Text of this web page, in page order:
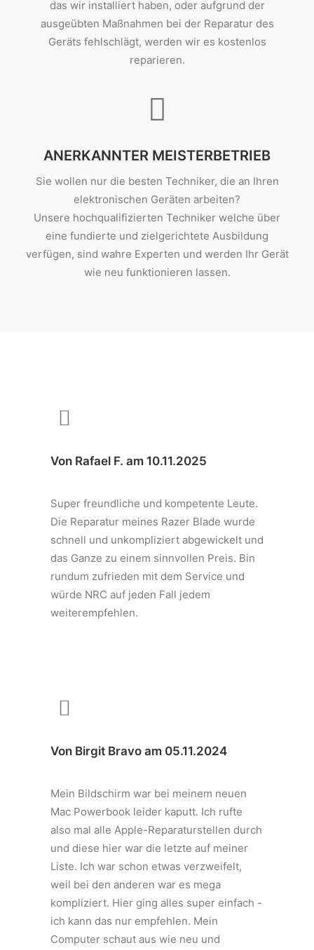
das wir installiert haben, oder aufgrund der
ausgeübten Maßnahmen bei der Reparatur des
Geräts fehlschlägt, werden wir es kostenlos
reparieren.
ANERKANNTER MEISTERBETRIEB
Sie wollen nur die besten Techniker, die an Ihren
elektronischen Geräten arbeiten?
Unsere hochqualifizierten Techniker welche über
eine fundierte und zielgerichtete Ausbildung
verfügen, sind wahre Experten und werden Ihr Gerät
wie neu funktionieren lassen.
Von Rafael F. am 10.11.2025
Super freundliche und kompetente Leute.
Die Reparatur meines Razer Blade wurde
schnell und unkompliziert abgewickelt und
das Ganze zu einem sinnvollen Preis. Bin
rundum zufrieden mit dem Service und
würde NRC auf jeden Fall jedem
weiterempfehlen.
Von Birgit Bravo am 05.11.2024
Mein Bildschirm war bei meinem neuen
Mac Powerbook leider kaputt. Ich rufte
also mal alle Apple-Reparaturstellen durch
und diese hier war die letzte auf meiner
Liste. Ich war schon etwas verzweifelt,
weil bei den anderen war es mega
kompliziert. Hier ging alles super einfach -
ich kann das nur empfehlen. Mein
Computer schaut aus wie neu und